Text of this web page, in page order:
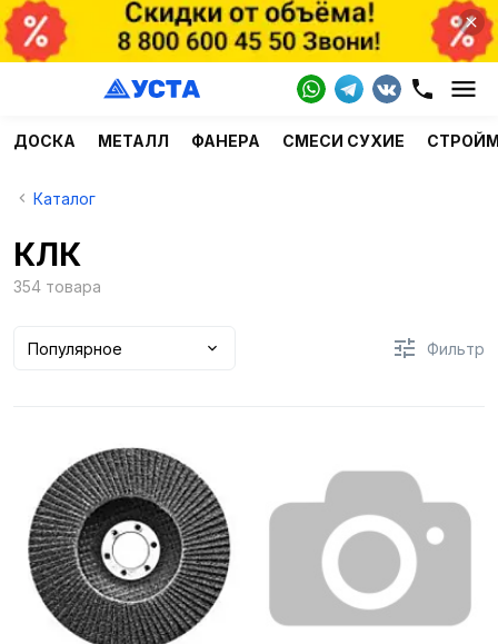
ДОСКА МЕТАЛЛ ФАНЕРА СМЕСИ СУХИЕ
Каталог
КЛК
354 товара
Популярное Фильтр